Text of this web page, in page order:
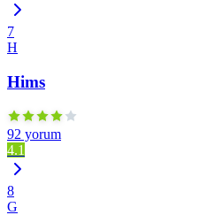
7
H
Hims
92 yorum
4.1
8
G